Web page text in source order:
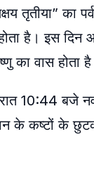
तृतीया” का
है। इस
का वास होता
10:44 बजे
के कष्टों के